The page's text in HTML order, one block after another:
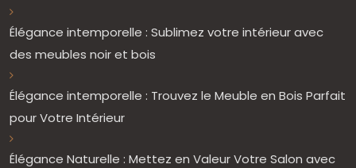
Élégance intemporelle : Sublimez votre intérieur avec
des meubles noir et bois
Élégance intemporelle : Trouvez le Meuble en Bois Parfait
pour Votre Intérieur
Élégance Naturelle : Mettez en Valeur Votre Salon avec